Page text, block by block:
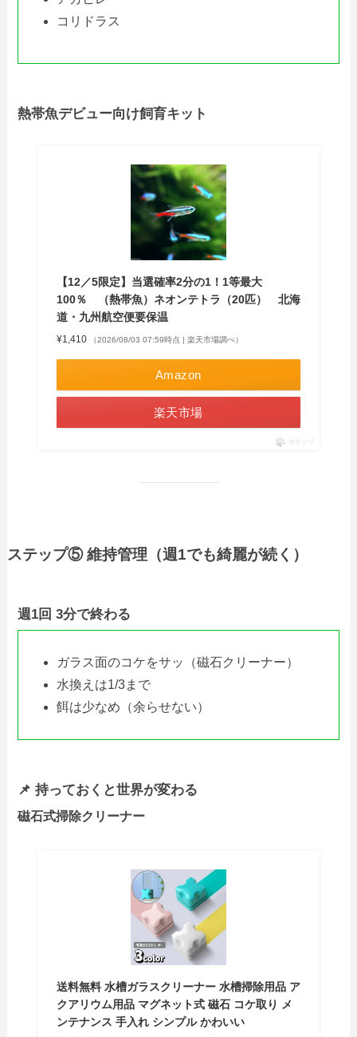
コリドラス
熱帯魚デビュー向け飼育キット
【12／5限定】当選確率2分の1！1等最大
100％ （熱帯魚）ネオンテトラ（20匹） 北海
道・九州航空便要保温
¥1,410 （2026/08/03 07:59時点 | 楽天市場調べ）
Amazon
楽天市場
ポチップ
ステップ⑤ 維持管理（週1でも綺麗が続く）
週1回 3分で終わる
ガラス面のコケをサッ（磁石クリーナー）
水換えは1/3まで
餌は少なめ（余らせない）
📌 持っておくと世界が変わる
磁石式掃除クリーナー
送料無料 水槽ガラスクリーナー 水槽掃除用品 ア
クアリウム用品 マグネット式 磁石 コケ取り メ
ンテナンス 手入れ シンプル かわいい